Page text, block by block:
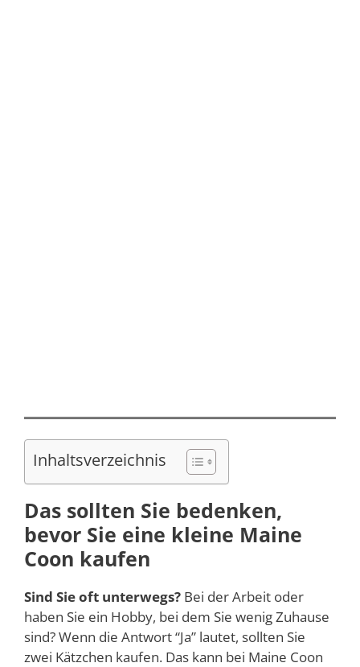
Inhaltsverzeichnis
Das sollten Sie bedenken,
bevor Sie eine kleine Maine
Coon kaufen
Sind Sie oft unterwegs? Bei der Arbeit oder
haben Sie ein Hobby, bei dem Sie wenig Zuhause
sind? Wenn die Antwort “Ja” lautet, sollten Sie
zwei Kätzchen kaufen. Das kann bei Maine Coon